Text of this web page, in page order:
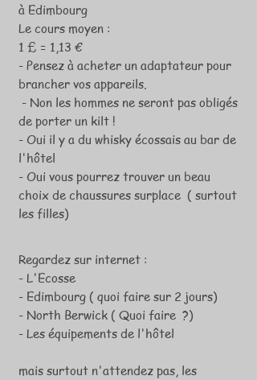
à Edimbourg
Le cours moyen :
1 £ = 1,13 €
- Pensez à acheter un adaptateur pour
brancher vos appareils.
- Non les hommes ne seront pas obligés
de porter un kilt !
- Oui il y a du whisky écossais au bar de
l'hôtel
- Oui vous pourrez trouver un beau
choix de chaussures surplace ( surtout
les filles)
Regardez sur internet :
- L'Ecosse
- Edimbourg ( quoi faire sur 2 jours)
- North Berwick ( Quoi faire ?)
- Les équipements de l'hôtel
mais surtout n'attendez pas, les